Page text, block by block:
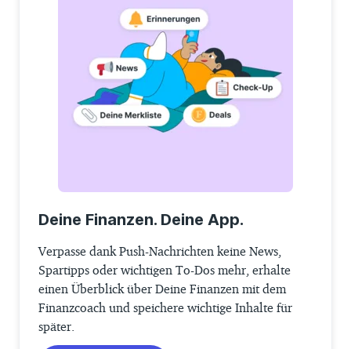
Deine Finanzen. Deine App.
Verpasse dank Push-Nachrichten keine News,
Spartipps oder wichtigen To-Dos mehr, erhalte
einen Überblick über Deine Finanzen mit dem
Finanzcoach und speichere wichtige Inhalte für
später.